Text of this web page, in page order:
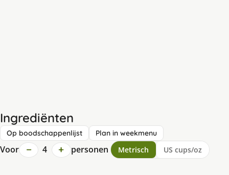
Ingrediënten
Op boodschappenlijst Plan in weekmenu
Voor − 4 + personen Metrisch US cups/oz